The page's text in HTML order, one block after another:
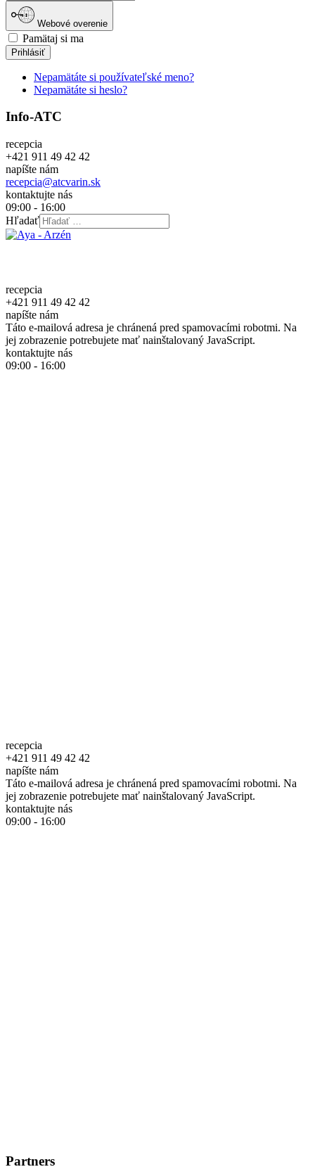
Webové overenie
Pamätaj si ma
Prihlásiť
Nepamätáte si používateľské meno?
Nepamätáte si heslo?
Info-ATC
recepcia
+421 911 49 42 42
napíšte nám
recepcia@atcvarin.sk
kontaktujte nás
09:00 - 16:00
Hľadať
recepcia
+421 911 49 42 42
napíšte nám
Táto e-mailová adresa je chránená pred spamovacími robotmi. Na
jej zobrazenie potrebujete mať nainštalovaný JavaScript.
kontaktujte nás
09:00 - 16:00
recepcia
+421 911 49 42 42
napíšte nám
Táto e-mailová adresa je chránená pred spamovacími robotmi. Na
jej zobrazenie potrebujete mať nainštalovaný JavaScript.
kontaktujte nás
09:00 - 16:00
Partners